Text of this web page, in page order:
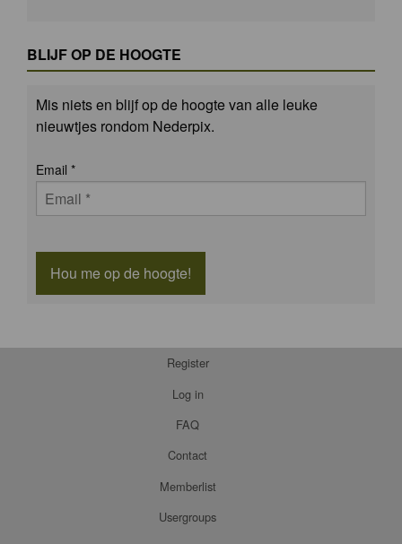
BLIJF OP DE HOOGTE
Mis niets en blijf op de hoogte van alle leuke
nieuwtjes rondom Nederpix.
Email *
Hou me op de hoogte!
Register
Log in
FAQ
Contact
Memberlist
Usergroups